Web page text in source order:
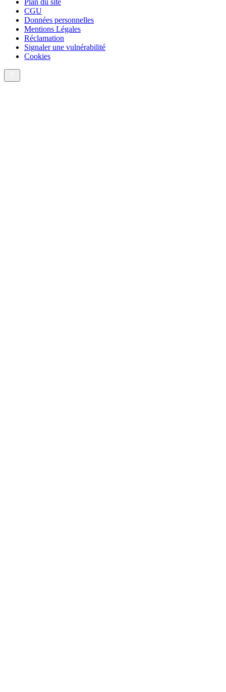
Plan du site
CGU
Données personnelles
Mentions Légales
Réclamation
Signaler une vulnérabilité
Cookies